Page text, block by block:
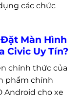
các chức
Màn Hình
Civic Uy Tín?
chính thức của
phẩm chính
Android cho xe